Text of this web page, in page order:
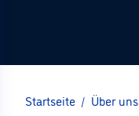
Startseite / Über uns